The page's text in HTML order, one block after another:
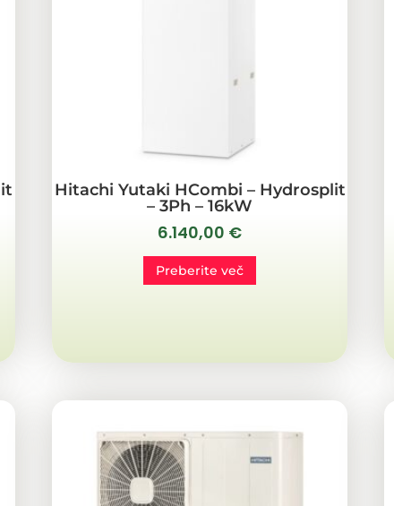
Hitachi Yutaki HCombi – Hydrosplit
– 3Ph – 16kW
6.140,00 €
Preberite več